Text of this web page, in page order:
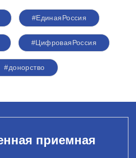
#ЕдинаяРоссия
#ЦифроваяРоссия
#донорство
приемная